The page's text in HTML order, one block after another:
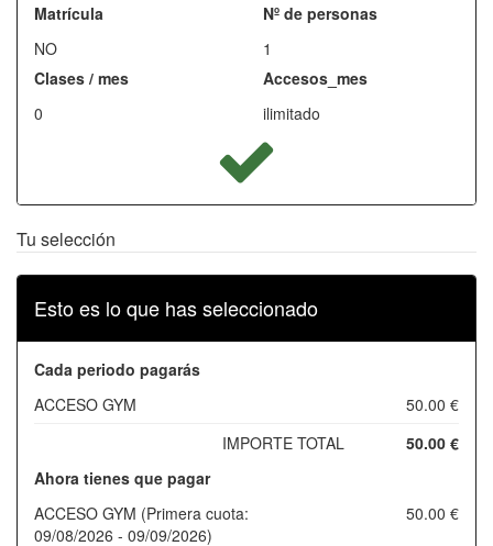
Matrícula
NO
Nº de personas
1
Clases / mes
0
Accesos_mes
ilimitado
Tu selección
Esto es lo que has seleccionado
Cada periodo pagarás
ACCESO GYM
50.00 €
IMPORTE TOTAL
50.00 €
Ahora tienes que pagar
ACCESO GYM (Primera cuota:
09/08/2026 - 09/09/2026)
50.00 €